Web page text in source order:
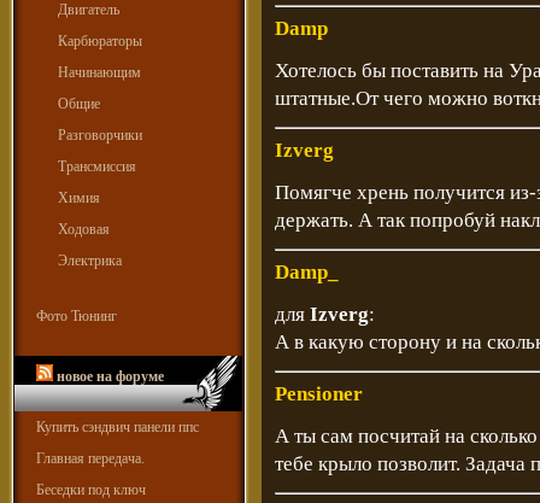
Двигатель
Карбюраторы
Начинающим
Общие
Разговорчики
Трансмиссия
Химия
Ходовая
Электрика
Фото Тюнинг
новое на форуме
Купить сэндвич панели ппс
Главная передача.
Беседки под ключ
Damp
Хотелось бы поставить на
штатные.От чего можно
Izverg
Помягче хрень получится
держать. А так попробуй
Damp_
для Izverg:
А в какую сторону и на
Pensioner
А ты сам посчитай на
тебе крыло позволит.